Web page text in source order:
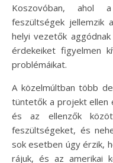
Koszovóban, ahol
feszültségek jellemzik
helyi vezetők
érdekeiket figyelmen
problémáikat.
A közelmúltban több
tüntetők a projekt ellen
és az ellenzők
feszültségeket, és
sok esetben úgy érzik,
rájuk, és az amerikai